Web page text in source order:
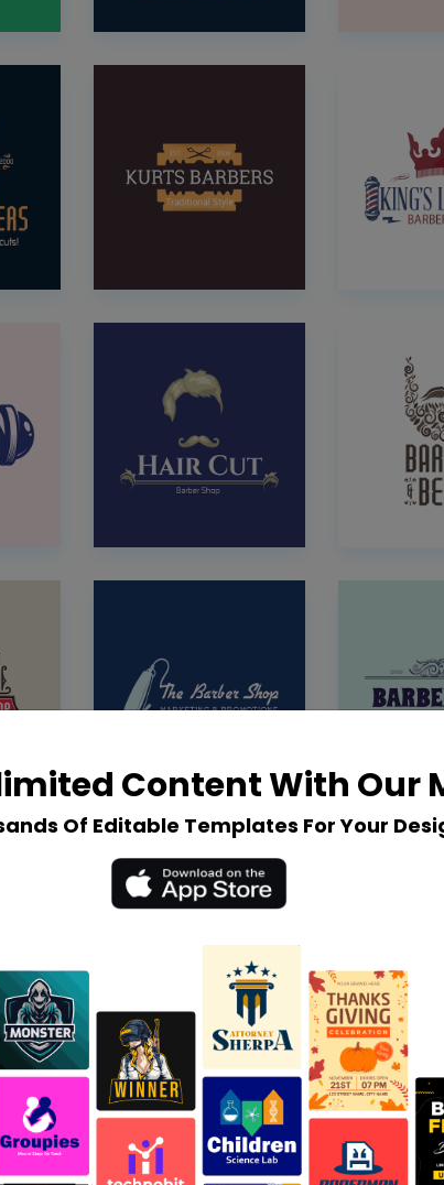
Content With Our
Of Editable Templates For Your